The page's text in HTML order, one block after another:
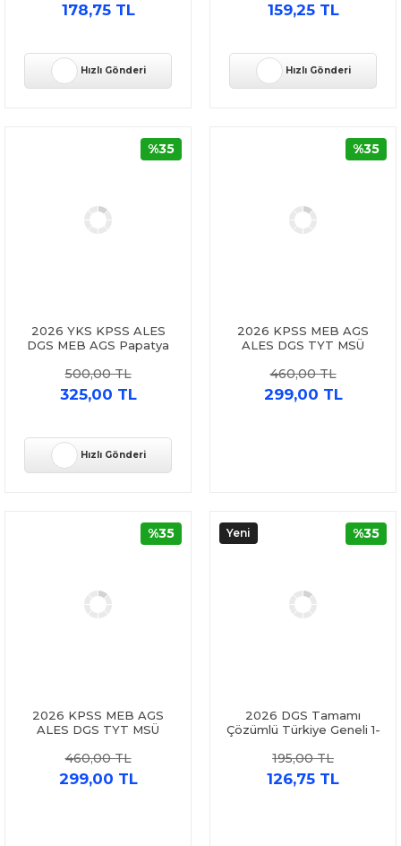
178,75 TL
Hızlı Gönderi
159,25 TL
Hızlı Gönderi
2026 YKS KPSS ALES
DGS MEB AGS Papatya
Çözümlü Soru Bankası
Yargı Yayınları
500,00 TL
325,00 TL
%35
Hızlı Gönderi
2026 KPSS MEB AGS
ALES DGS TYT MSÜ
Kitap
460,00 TL
299,00 TL
%35
2026 KPSS MEB AGS
ALES DGS TYT MSÜ
Dizgi Kitap
460,00 TL
299,00 TL
%35 Yeni
2026 DGS Tamamı
Çözümlü Türkiye Geneli 1-
Yayınları
195,00 TL
126,75 TL
%35